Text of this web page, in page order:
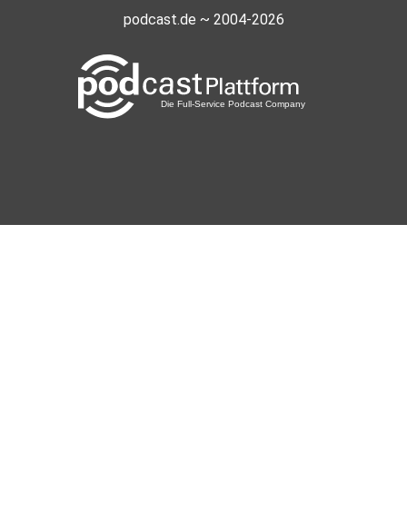
podcast.de ~ 2004-2026